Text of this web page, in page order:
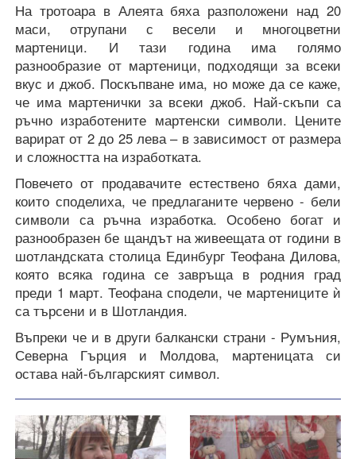
На тротоара в Алеята бяха разположени над 20
маси, отрупани с весели и многоцветни
мартеници. И тази година има голямо
разнообразие от мартеници, подходящи за всеки
вкус и джоб. Поскъпване има, но може да се каже,
че има мартенички за всеки джоб. Най-скъпи са
ръчно изработените мартенски символи. Цените
варират от 2 до 25 лева – в зависимост от размера
и сложността на изработката.
Повечето от продавачите естествено бяха дами,
които споделиха, че предлаганите червено - бели
символи са ръчна изработка. Особено богат и
разнообразен бе щандът на живеещата от години в
шотландската столица Единбург Теофана Дилова,
която всяка година се завръща в родния град
преди 1 март. Теофана сподели, че мартениците ѝ
са търсени и в Шотландия.
Въпреки че и в други балкански страни - Румъния,
Северна Гърция и Молдова, мартеницата си
остава най-българският символ.